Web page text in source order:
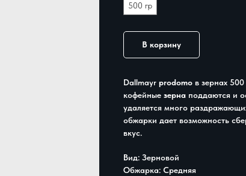
500 гр
В корзину
Dallmayr prodomo в зернах
кофейные зерна поддаются и
удаляется много
обжарки дает возможность
вкус.
Вид: Зерновой
Обжарка: Средняя